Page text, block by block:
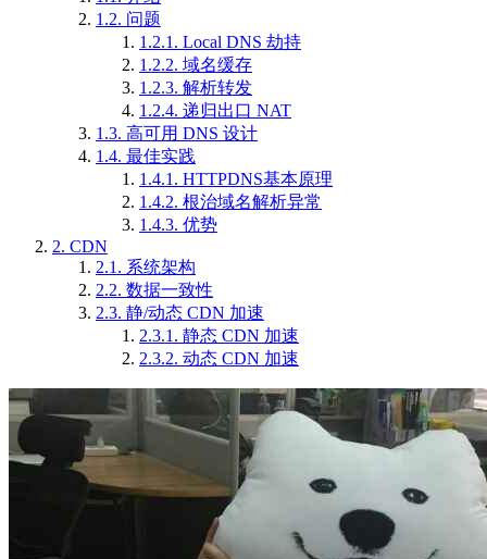
1.2. 问题
1.2.1. Local DNS 劫持
1.2.2. 域名缓存
1.2.3. 解析转发
1.2.4. 递归出口 NAT
1.3. 高可用 DNS 设计
1.4. 最佳实践
1.4.1. HTTPDNS基本原理
1.4.2. 根治域名解析异常
1.4.3. 优势
2. CDN
2.1. 系统架构
2.2. 数据一致性
2.3. 静/动态 CDN 加速
2.3.1. 静态 CDN 加速
2.3.2. 动态 CDN 加速